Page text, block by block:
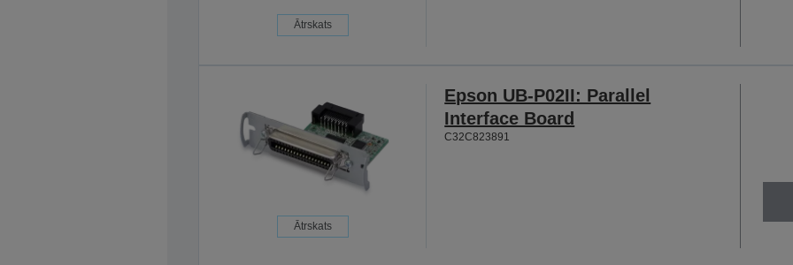
Ātrskats
Ātrskats
Epson UB-P02II: Parallel
Interface Board
C32C823891